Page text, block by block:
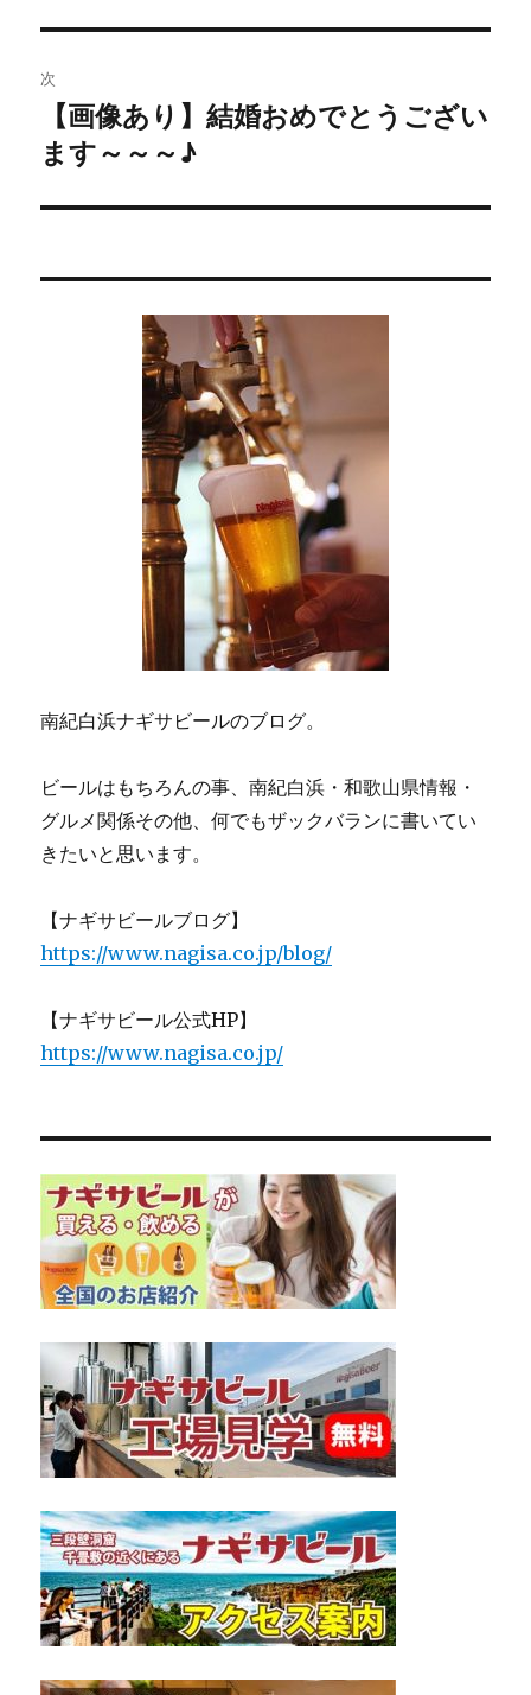
ビ
ゲ
ー
シ
ン
投
稿:
次
の
稿:
【画像あり】結婚おめでとうござい
ます～～～♪
南紀白浜ナギサビールのブログ。
ビールはもちろんの事、南紀白浜・和歌山県情報・
グルメ関係その他、何でもザックバランに書いてい
きたいと思います。
【ナギサビールブログ】
https://www.nagisa.co.jp/blog/
【ナギサビール公式HP】
https://www.nagisa.co.jp/